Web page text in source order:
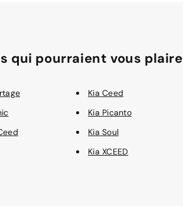
qui pourraient vous plaire
Kia Ceed
Kia Picanto
Kia Soul
Kia XCEED